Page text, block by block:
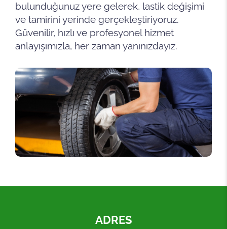
bulunduğunuz yere gelerek, lastik değişimi
ve tamirini yerinde gerçekleştiriyoruz.
Güvenilir, hızlı ve profesyonel hizmet
anlayışımızla, her zaman yanınızdayız.
ADRES